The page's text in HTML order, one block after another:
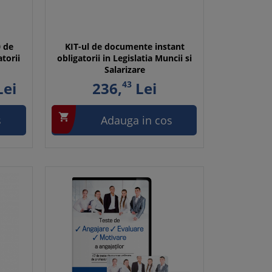
de
KIT-ul de documente instant
obligatorii in Legislatia Muncii si
Salarizare
236,43Lei
 Adauga in cos